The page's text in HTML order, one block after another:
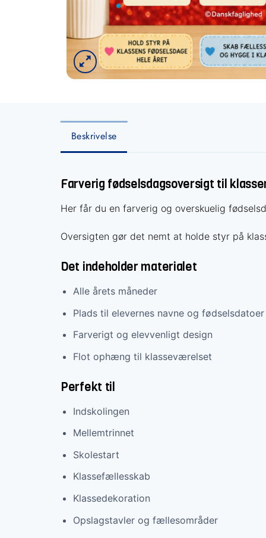
Beskrivelse
Farverig fødselsdagsoversigt til
Her får du en farverig og overskuelig
Oversigten gør det nemt at holde styr på
Det indeholder materialet
Alle årets måneder
Plads til elevernes navne og fødselsdatoer
Farverigt og elevvenligt design
Flot ophæng til klasseværelset
Perfekt til
Indskolingen
Mellemtrinnet
Skolestart
Klassefællesskab
Klassedekoration
Opslagstavler og fællesområder